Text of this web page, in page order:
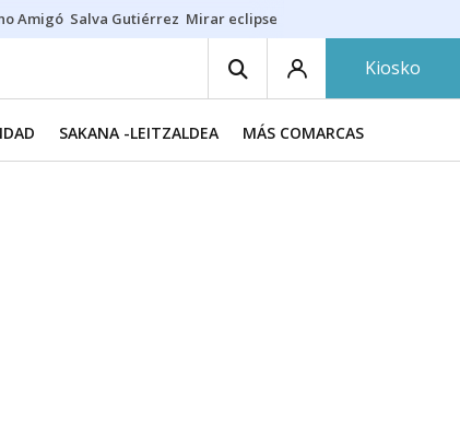
Amigó Salva Gutiérrez Mirar eclipse
Kiosko
SAKANA -LEITZALDEA MÁS COMARCAS